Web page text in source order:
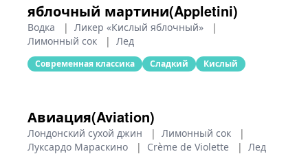
яблочный мартини(Appletini)
Водка | Ликер «Кислый яблочный»
|
Лимонный сок
| Лед
Современная классика Сладкий Кислый
Авиация(Aviation)
Лондонский сухой джин | Лимонный сок
|
Луксардо Мараскино
| Crème de Violette | Лед